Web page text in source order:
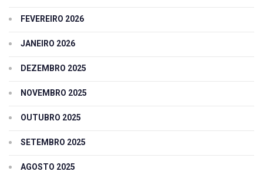
FEVEREIRO 2026
JANEIRO 2026
DEZEMBRO 2025
NOVEMBRO 2025
OUTUBRO 2025
SETEMBRO 2025
AGOSTO 2025